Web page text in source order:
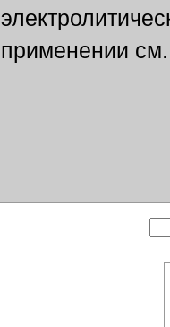
применении см.